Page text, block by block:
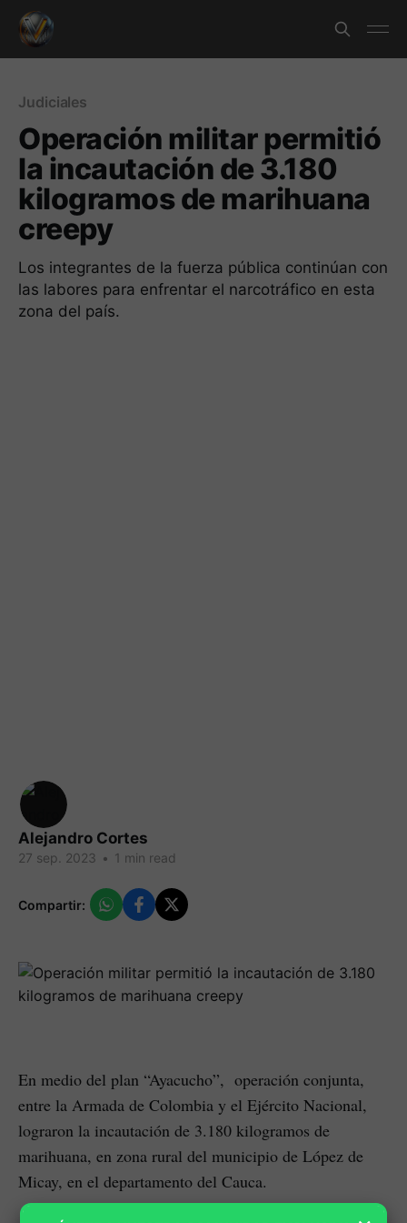
Judiciales
Operación militar permitió
la incautación de 3.180
kilogramos de marihuana
creepy
Los integrantes de la fuerza pública continúan con
las labores para enfrentar el narcotráfico en esta
zona del país.
Alejandro Cortes
27 sep. 2023 • 1 min read
Compartir:
En medio del plan “Ayacucho”, operación conjunta,
entre la Armada de Colombia y el Ejército Nacional,
lograron la incautación de 3.180 kilogramos de
marihuana, en zona rural del municipio de López de
Micay, en el departamento del Cauca.